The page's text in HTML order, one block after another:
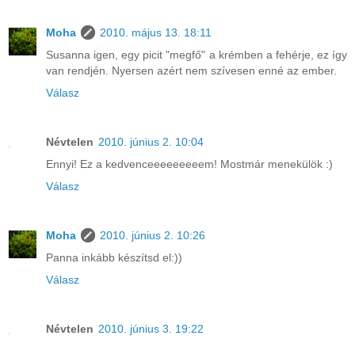
Moha
2010. május 13. 18:11
Susanna igen, egy picit "megfő" a krémben a fehérje, ez így
van rendjén. Nyersen azért nem szívesen enné az ember.
Válasz
Névtelen 2010. június 2. 10:04
Ennyi! Ez a kedvenceeeeeeeeem! Mostmár menekülök :)
Válasz
Moha
2010. június 2. 10:26
Panna inkább készítsd el:))
Válasz
Névtelen 2010. június 3. 19:22